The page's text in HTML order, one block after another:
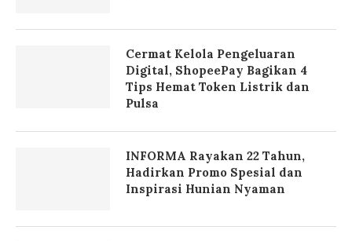
Cermat Kelola Pengeluaran
Digital, ShopeePay Bagikan 4
Tips Hemat Token Listrik dan
Pulsa
INFORMA Rayakan 22 Tahun,
Hadirkan Promo Spesial dan
Inspirasi Hunian Nyaman